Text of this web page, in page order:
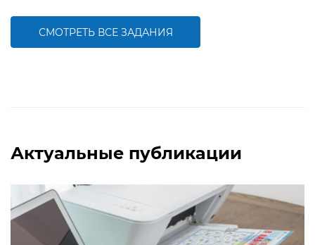
СМОТРЕТЬ ВСЕ ЗАДАНИЯ
Актуальные публикации